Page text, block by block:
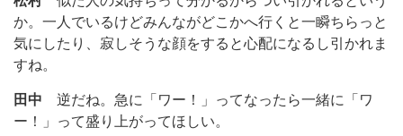
か。一人でいるけどみんながどこかへ行くと一瞬ちらっと
気にしたり、寂しそうな顔をすると心配になるし引かれま
すね。
田中 逆だね。急に「ワー！」ってなったら一緒に「ワ
ー！」って盛り上がってほしい。